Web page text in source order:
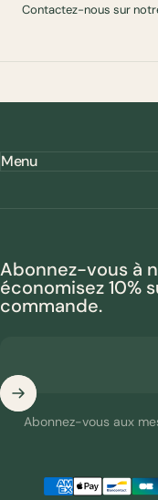
Contactez-nous sur
Menu
Abonnez-vous à
économisez 10%
commande.
Abonnez-vous aux